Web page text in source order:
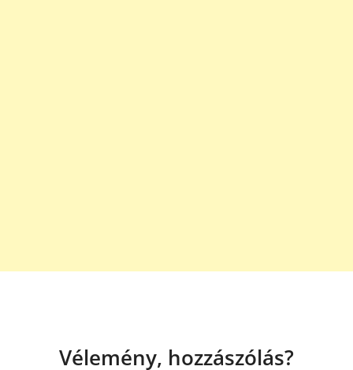
Vélemény, hozzászólás?